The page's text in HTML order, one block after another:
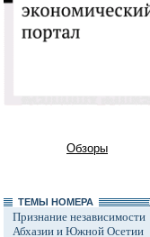
Обзоры
ТЕМЫ НОМЕРА
Признание независимости
Абхазии и Южной Осетии